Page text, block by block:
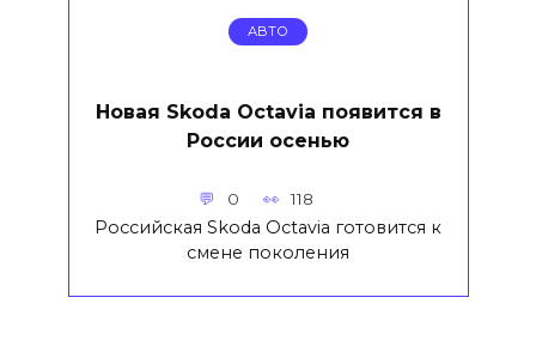
АВТО
Новая Skoda Octavia появится в
России осенью
0 118
Российская Skoda Octavia готовится к
смене поколения